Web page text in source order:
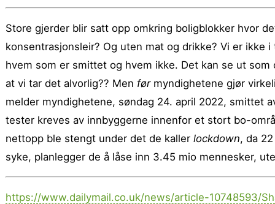
Store gjerder blir satt opp omkring boligblokker hvor
konsentrasjonsleir? Og uten mat og drikke? Vi er
hvem som er smittet og hvem ikke. Det kan se ut
at vi tar det alvorlig?? Men førmyndighetene gjør
melder myndighetene, søndag 24. april 2022, smittet
tester kreves av innbyggerne innenfor et stort bo-
nettopp ble stengt under det de kaller lockdown, da
syke, planlegger de å låse inn 3.45 mio mennesker,
https://www.dailymail.co.uk/news/article-10748593/